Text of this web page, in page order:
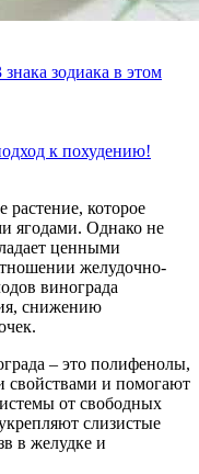
зодиака в этом
к похудению!
растение, которое
ягодами. Однако не
ценными
желудочно-
винограда
снижению
– это полифенолы,
свойствами и помогают
от свободных
слизистые
в желудке и